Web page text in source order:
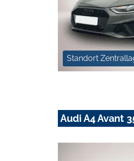
Standort
Audi A4 Avant